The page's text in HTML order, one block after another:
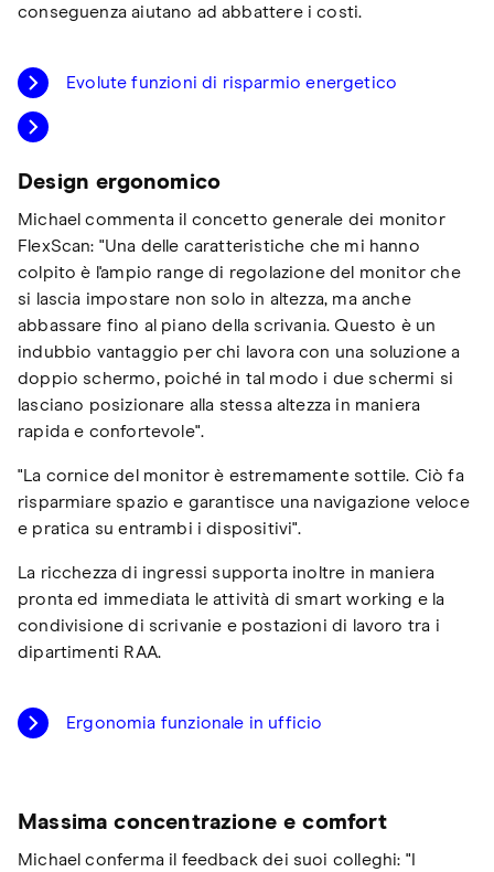
conseguenza aiutano ad abbattere i costi.
Evolute funzioni di risparmio energetico
Design ergonomico
Michael commenta il concetto generale dei monitor
FlexScan: "Una delle caratteristiche che mi hanno
colpito è l'ampio range di regolazione del monitor che
si lascia impostare non solo in altezza, ma anche
abbassare fino al piano della scrivania. Questo è un
indubbio vantaggio per chi lavora con una soluzione a
doppio schermo, poiché in tal modo i due schermi si
lasciano posizionare alla stessa altezza in maniera
rapida e confortevole".
"La cornice del monitor è estremamente sottile. Ciò fa
risparmiare spazio e garantisce una navigazione veloce
e pratica su entrambi i dispositivi".
La ricchezza di ingressi supporta inoltre in maniera
pronta ed immediata le attività di smart working e la
condivisione di scrivanie e postazioni di lavoro tra i
dipartimenti RAA.
Ergonomia funzionale in ufficio
Massima concentrazione e comfort
Michael conferma il feedback dei suoi colleghi: "I